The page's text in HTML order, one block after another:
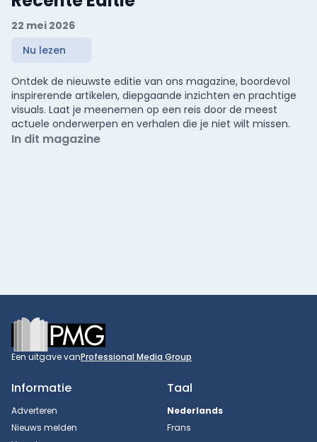
22 mei 2026
Nu lezen
Ontdek de nieuwste editie van ons magazine, boordevol
inspirerende artikelen, diepgaande inzichten en prachtige
visuals. Laat je meenemen op een reis door de meest
actuele onderwerpen en verhalen die je niet wilt missen.
In dit magazine
Footer
Een uitgave vanProfessional Media Group
Informatie
Adverteren
Nieuws melden
Taal
Nederlands
Frans